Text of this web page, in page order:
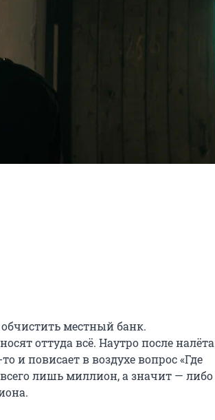
местный банк.
оттуда всё. Наутро после налёта
и повисает в воздухе вопрос «Где
лишь миллион, а значит — либо